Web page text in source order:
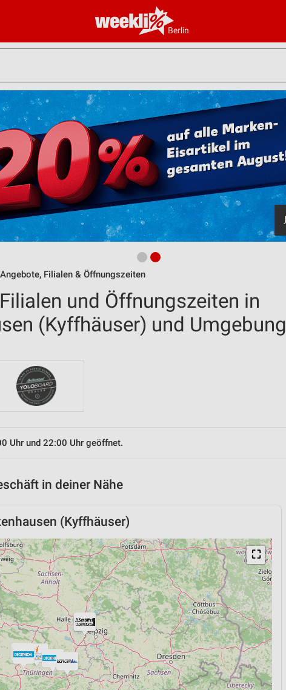
Berlin
Filialen & Öffnungszeiten
und Öffnungszeiten in
(Kyffhäuser) und Umgebung
Uhr und 22:00 Uhr geöffnet.
in deiner Nähe
(Kyffhäuser)
⛶